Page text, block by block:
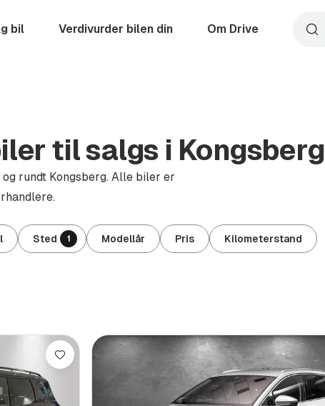
bil Verdivurder bilen din Om Drive Søk
til salgs i Kongsberg
rundt Kongsberg. Alle biler er
Sted 1 Modellår Pris Kilometerstand
Lagre